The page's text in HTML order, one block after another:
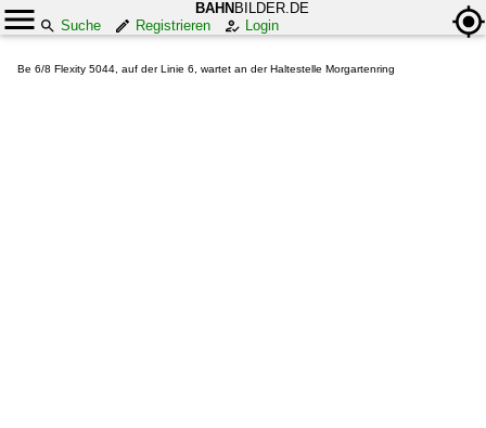
BAHN BILDER.DE
Suche
Registrieren Login
Be 6/8 Flexity 5044, auf der Linie 6, wartet an der Haltestelle Morgartenring